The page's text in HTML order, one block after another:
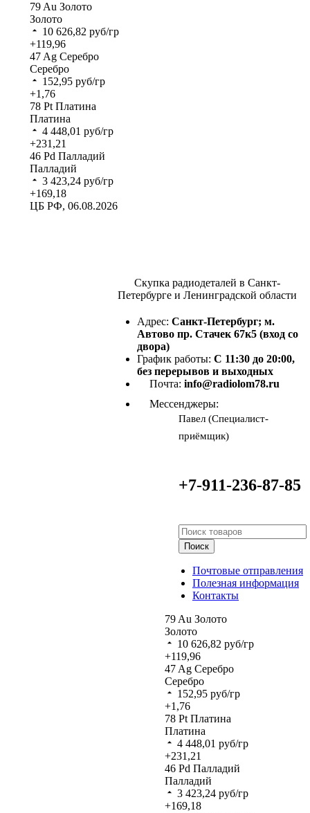
79Au Золото
Золото
10 626,82 руб/гр
+119,96
47Ag Серебро
Серебро
152,95 руб/гр
+1,76
78 Pt Платина
Платина
4 448,01 руб/гр
+231,21
46 Pd Палладий
Палладий
3 423,24 руб/гр
+169,18
ЦБ РФ, 06.08.2026
Скупка радиодеталей в Санкт-
Петербурге и Ленинградской области
Адрес: Санкт-Петербург; м.
Автово пр. Стачек 67к5 (вход со
двора)
График работы: С 11:30 до 20:00,
без перерывов и выходных
Почта: info@radiolom78.ru
Мессенджеры:
Павел (Специалист-
приёмщик)
+7-911-236-87-85
Поиск
Почтовые отправления
Полезная информация
Контакты
79 Au Золото
Золото
10 626,82 руб/гр
+119,96
47 Ag Серебро
Серебро
152,95 руб/гр
+1,76
78 Pt Платина
Платина
4 448,01 руб/гр
+231,21
46 Pd Палладий
Палладий
3 423,24 руб/гр
+169,18